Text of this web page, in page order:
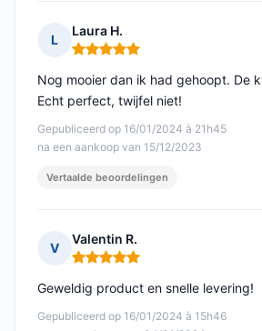
L
Laura H.
Opmerking: 5 van 5
Gepubliceerd op 16/01/2024 à 21h45
na een aankoop van 15/12/2023
Nog mooier dan ik had gehoopt. De
Echt perfect, twijfel niet!
Vertaalde beoordelingen
V
Valentin R.
Opmerking: 5 van 5
Gepubliceerd op 16/01/2024 à 15h46
Geweldig product en snelle levering!